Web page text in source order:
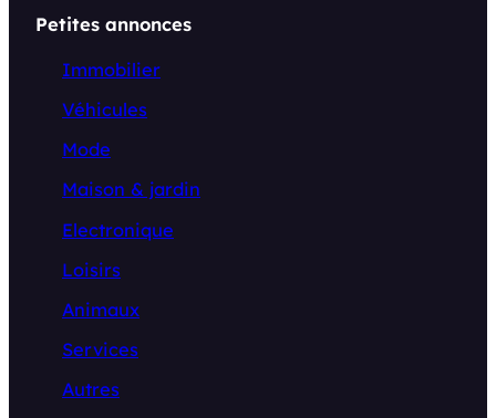
Petites annonces
Immobilier
Véhicules
Mode
Maison & jardin
Electronique
Loisirs
Animaux
Services
Autres